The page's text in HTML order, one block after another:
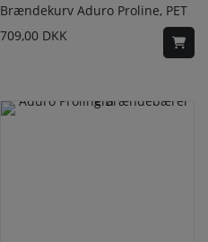
Brændekurv Aduro Proline, PET
709,00 DKK